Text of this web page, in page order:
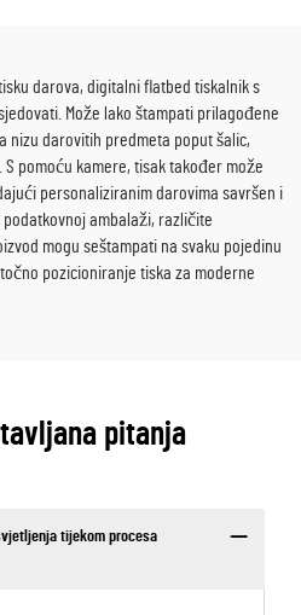
darova, digitalni flatbed tiskalnik s
Može lako štampati prilagođene
nizu darovitih predmeta poput šalic,
pomoću kamere, tisak također može
personaliziranim darovima savršen i
ambalaži, različite
mogu seštampati na svaku pojedinu
pozicioniranje tiska za moderne
pitanja
tijekom procesa